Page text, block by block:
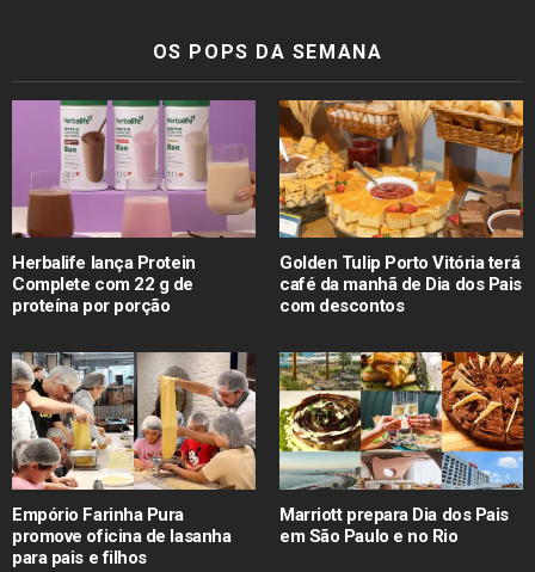
OS POPS DA SEMANA
Herbalife lança Protein
Complete com 22 g de
proteína por porção
Golden Tulip Porto Vitória terá
café da manhã de Dia dos Pais
com descontos
Empório Farinha Pura
promove oficina de lasanha
para pais e filhos
Marriott prepara Dia dos Pais
em São Paulo e no Rio